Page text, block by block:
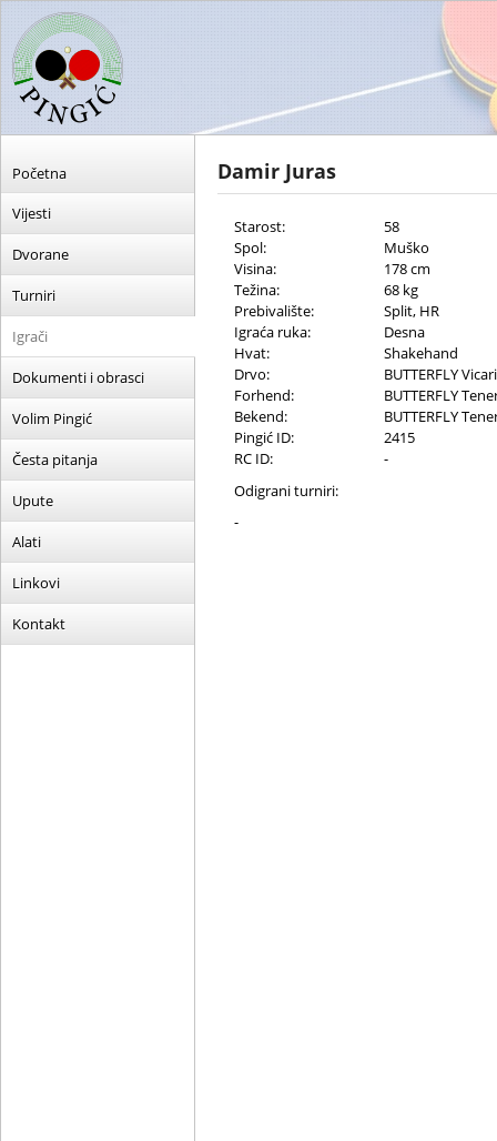
Početna
Vijesti
Dvorane
Turniri
Igrači
Dokumenti i obrasci
Volim Pingić
Česta pitanja
Upute
Alati
Linkovi
Kontakt
Damir Juras
Starost:
58
Spol:
Muško
Visina:
178 cm
Težina:
68 kg
Prebivalište:
Split, HR
Igraća ruka:
Desna
Hvat:
Shakehand
Drvo:
BUTTERFLY
Forhend:
BUTTERFLY
Bekend:
BUTTERFLY
Pingić ID:
2415
RC ID:
-
Odigrani turniri:
-